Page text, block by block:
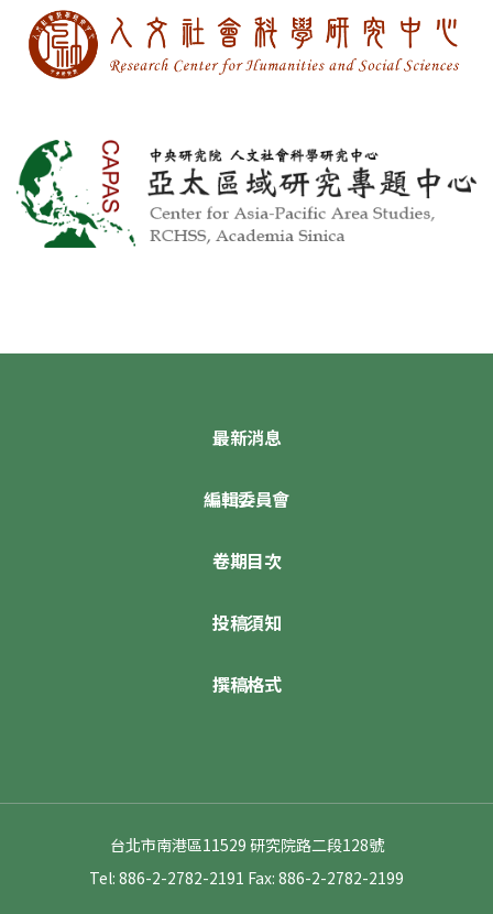
最新消息
編輯委員會
卷期目次
投稿須知
撰稿格式
台北市南港區11529 研究院路二段128號
Tel: 886-2-2782-2191 Fax: 886-2-2782-2199